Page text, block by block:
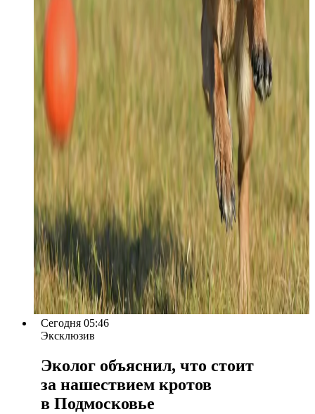
Сегодня 05:46
Эксклюзив
Эколог объяснил, что стоит
за нашествием кротов
в Подмосковье